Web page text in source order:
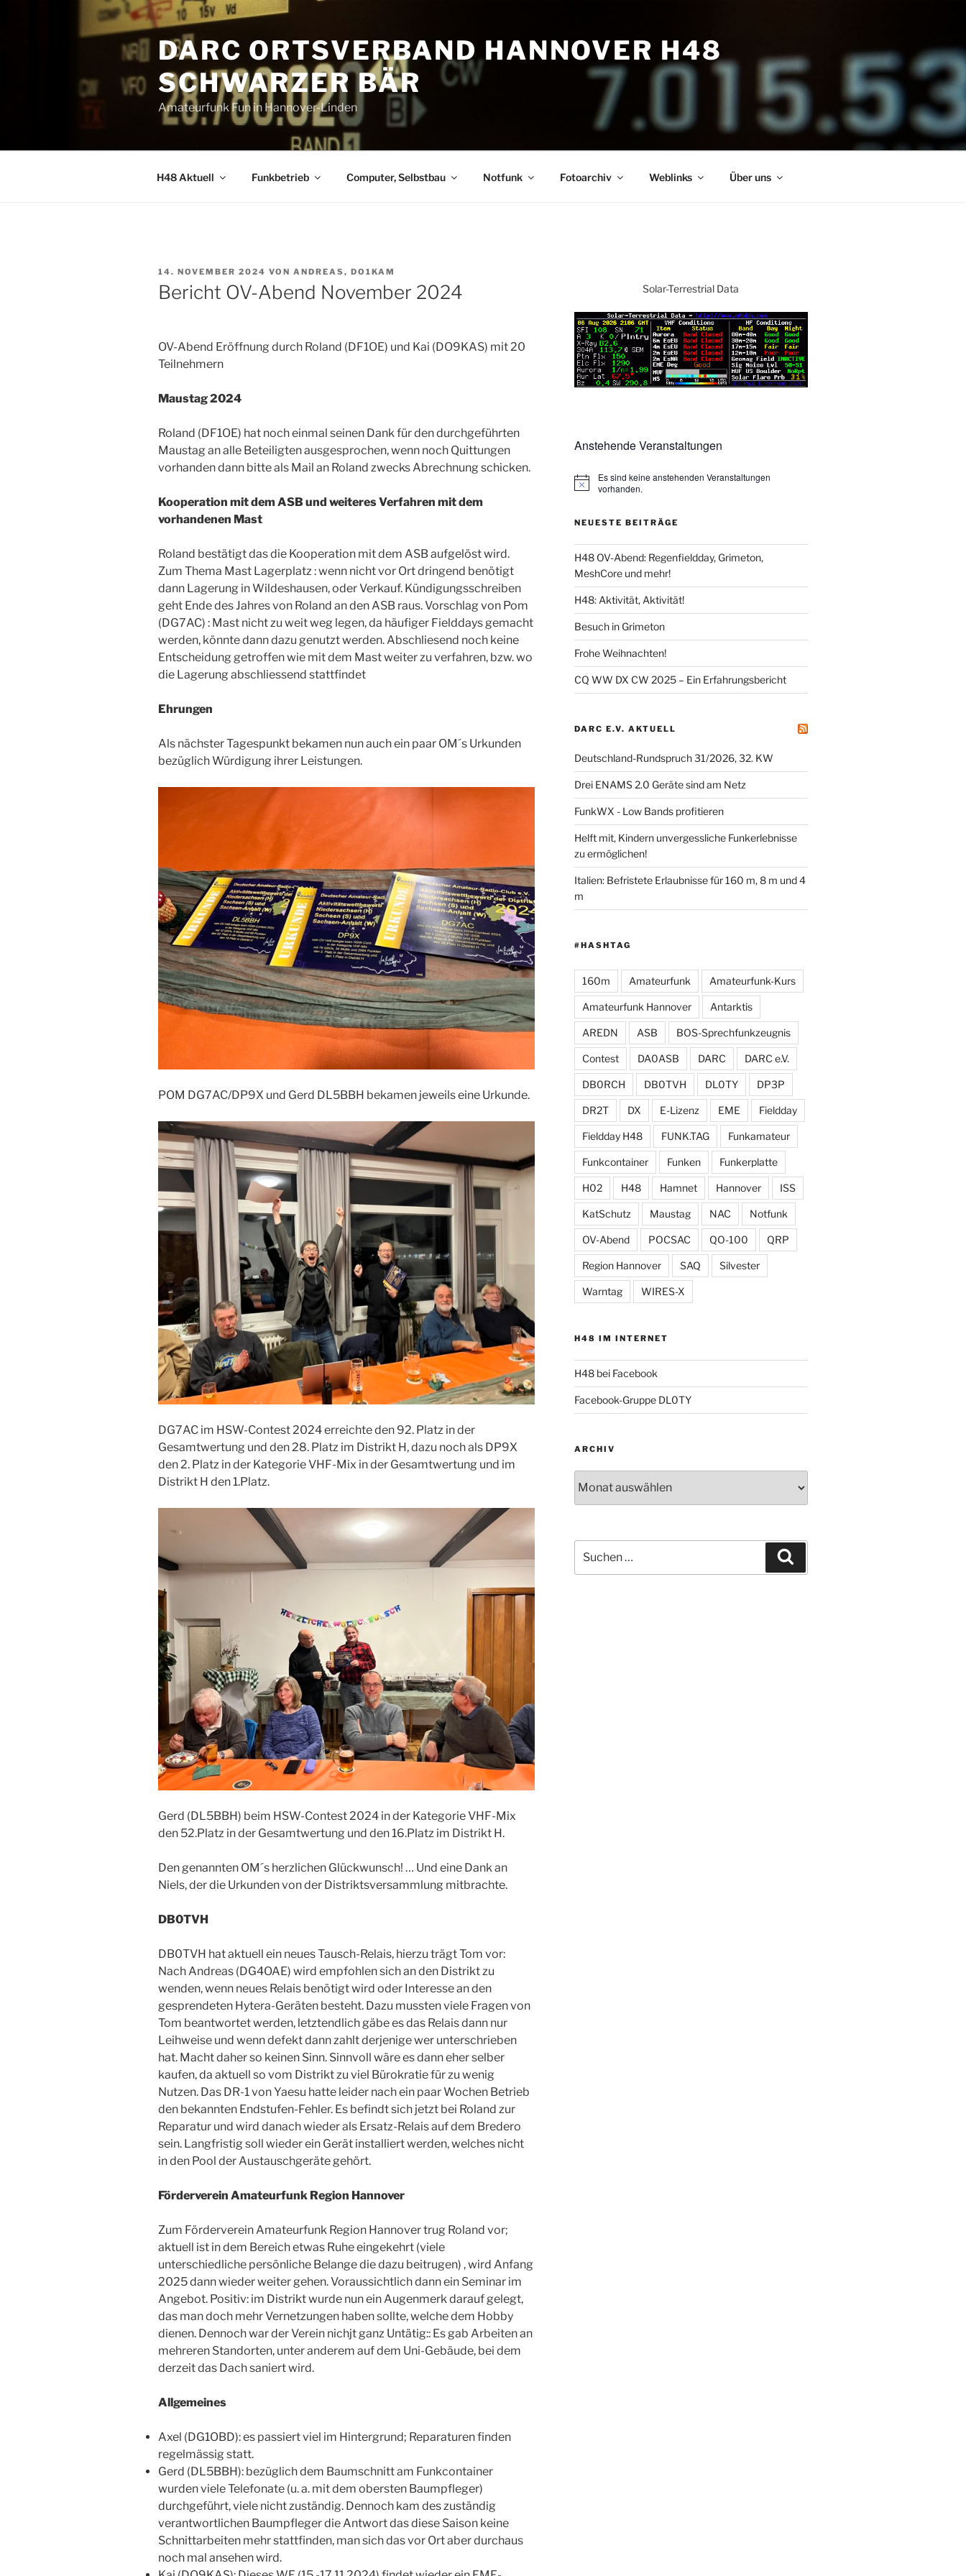
DARC ORTSVERBAND HANNOVER H48
SCHWARZER BÄR
Amateurfunk Fun in Hannover-Linden
H48 Aktuell Funkbetrieb Computer, Selbstbau Notfunk Fotoarchiv Weblinks Über uns
VERÖFFENTLICHT
AM
14. NOVEMBER 2024 VON ANDREAS, DO1KAM
Bericht OV-Abend November 2024
OV-Abend Eröffnung durch Roland (DF1OE) und Kai (DO9KAS) mit 20
Teilnehmern
Maustag 2024
Roland (DF1OE) hat noch einmal seinen Dank für den durchgeführten
Maustag an alle Beteiligten ausgesprochen, wenn noch Quittungen
vorhanden dann bitte als Mail an Roland zwecks Abrechnung schicken.
Kooperation mit dem ASB und weiteres Verfahren mit dem
vorhandenen Mast
Roland bestätigt das die Kooperation mit dem ASB aufgelöst wird.
Zum Thema Mast Lagerplatz : wenn nicht vor Ort dringend benötigt
dann Lagerung in Wildeshausen, oder Verkauf. Kündigungsschreiben
geht Ende des Jahres von Roland an den ASB raus. Vorschlag von Pom
(DG7AC) : Mast nicht zu weit weg legen, da häufiger Fielddays gemacht
werden, könnte dann dazu genutzt werden. Abschliesend noch keine
Entscheidung getroffen wie mit dem Mast weiter zu verfahren, bzw. wo
die Lagerung abschliessend stattfindet
Ehrungen
Als nächster Tagespunkt bekamen nun auch ein paar OM´s Urkunden
bezüglich Würdigung ihrer Leistungen.
POM DG7AC/DP9X und Gerd DL5BBH bekamen jeweils eine Urkunde.
DG7AC im HSW-Contest 2024 erreichte den 92. Platz in der
Gesamtwertung und den 28. Platz im Distrikt H, dazu noch als DP9X
den 2. Platz in der Kategorie VHF-Mix in der Gesamtwertung und im
Distrikt H den 1.Platz.
Gerd (DL5BBH) beim HSW-Contest 2024 in der Kategorie VHF-Mix
den 52.Platz in der Gesamtwertung und den 16.Platz im Distrikt H.
Den genannten OM´s herzlichen Glückwunsch! … Und eine Dank an
Niels, der die Urkunden von der Distriktsversammlung mitbrachte.
DB0TVH
DB0TVH hat aktuell ein neues Tausch-Relais, hierzu trägt Tom vor:
Nach Andreas (DG4OAE) wird empfohlen sich an den Distrikt zu
wenden, wenn neues Relais benötigt wird oder Interesse an den
gesprendeten Hytera-Geräten besteht. Dazu mussten viele Fragen von
Tom beantwortet werden, letztendlich gäbe es das Relais dann nur
Leihweise und wenn defekt dann zahlt derjenige wer unterschrieben
hat. Macht daher so keinen Sinn. Sinnvoll wäre es dann eher selber
kaufen, da aktuell so vom Distrikt zu viel Bürokratie für zu wenig
Nutzen. Das DR-1 von Yaesu hatte leider nach ein paar Wochen Betrieb
den bekannten Endstufen-Fehler. Es befindt sich jetzt bei Roland zur
Reparatur und wird danach wieder als Ersatz-Relais auf dem Bredero
sein. Langfristig soll wieder ein Gerät installiert werden, welches nicht
in den Pool der Austauschgeräte gehört.
Förderverein Amateurfunk Region Hannover
Zum Förderverein Amateurfunk Region Hannover trug Roland vor;
aktuell ist in dem Bereich etwas Ruhe eingekehrt (viele
unterschiedliche persönliche Belange die dazu beitrugen) , wird Anfang
2025 dann wieder weiter gehen. Voraussichtlich dann ein Seminar im
Angebot. Positiv: im Distrikt wurde nun ein Augenmerk darauf gelegt,
das man doch mehr Vernetzungen haben sollte, welche dem Hobby
dienen. Dennoch war der Verein nichjt ganz Untätig:: Es gab Arbeiten an
mehreren Standorten, unter anderem auf dem Uni-Gebäude, bei dem
derzeit das Dach saniert wird.
Allgemeines
Axel (DG1OBD): es passiert viel im Hintergrund; Reparaturen finden
regelmässig statt.
Gerd (DL5BBH): bezüglich dem Baumschnitt am Funkcontainer
wurden viele Telefonate (u. a. mit dem obersten Baumpfleger)
durchgeführt, viele nicht zuständig. Dennoch kam des zuständig
verantwortlichen Baumpfleger die Antwort das diese Saison keine
Schnittarbeiten mehr stattfinden, man sich das vor Ort aber durchaus
noch mal ansehen wird.
Solar-Terrestrial Data
Anstehende Veranstaltungen
Es sind keine anstehenden Veranstaltungen
vorhanden.
NEUESTE BEITRÄGE
H48 OV-Abend: Regenfieldday, Grimeton,
MeshCore und mehr!
H48: Aktivität, Aktivität!
Besuch in Grimeton
Frohe Weihnachten!
CQ WW DX CW 2025 – Ein Erfahrungsbericht
DARC E.V. AKTUELL
Deutschland-Rundspruch 31/2026, 32. KW
Drei ENAMS 2.0 Geräte sind am Netz
FunkWX - Low Bands profitieren
Helft mit, Kindern unvergessliche Funkerlebnisse
zu ermöglichen!
Italien: Befristete Erlaubnisse für 160 m, 8 m und 4
m
#HASHTAG
160m Amateurfunk Amateurfunk-Kurs
Amateurfunk Hannover Antarktis
AREDN ASB BOS-Sprechfunkzeugnis
Contest DA0ASB DARC DARC e.V.
DB0RCH DB0TVH DL0TY DP3P
DR2T DX E-Lizenz EME Fieldday
Fieldday H48 FUNK.TAG Funkamateur
Funkcontainer Funken Funkerplatte
H02 H48 Hamnet Hannover ISS
KatSchutz Maustag NAC Notfunk
OV-Abend POCSAC QO-100 QRP
Region Hannover SAQ Silvester
Warntag WIRES-X
H48 IM INTERNET
H48 bei Facebook
Facebook-Gruppe DL0TY
ARCHIV
nach: